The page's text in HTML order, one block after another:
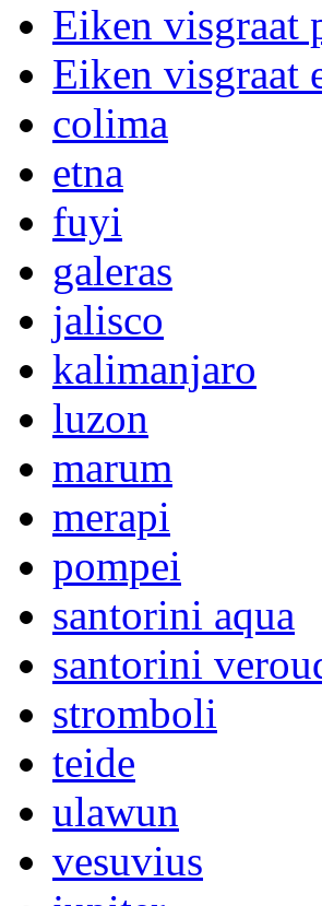
Eiken visgraat
Eiken visgraat
colima
etna
fuyi
galeras
jalisco
kalimanjaro
luzon
marum
merapi
pompei
santorini aqua
santorini
stromboli
teide
ulawun
vesuvius